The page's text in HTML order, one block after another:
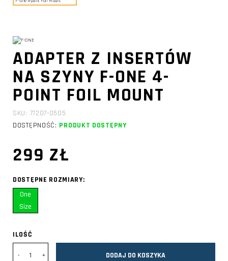
ADAPTER Z INSERTÓW
NA SZYNY F-ONE 4-
POINT FOIL MOUNT
SKU: 77207-0505
DOSTĘPNOŚĆ: PRODUKT DOSTĘPNY
299 ZŁ
DOSTĘPNE ROZMIARY:
One
Size
ILOŚĆ
DODAJ DO KOSZYKA